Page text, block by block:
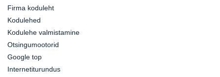
Firma koduleht
Kodulehed
Kodulehe valmistamine
Otsingumootorid
Google top
Internetiturundus